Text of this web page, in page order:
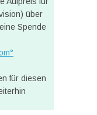
über
Spende
für diesen